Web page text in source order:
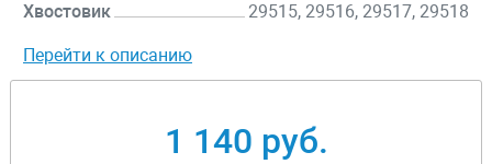
Хвостовик 29515, 29516, 29517, 29518
Перейти к описанию
1 140 руб.